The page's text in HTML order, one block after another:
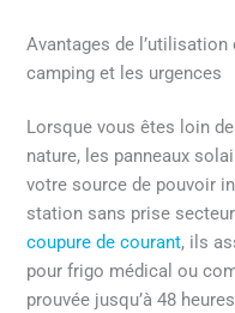
Avantages de
camping et les urgences
Lorsque vous êtes loin
nature, les panneaux
votre source de pouvoir
station sans prise
coupure de courant, ils
pour frigo médical ou
prouvée jusqu’à 48